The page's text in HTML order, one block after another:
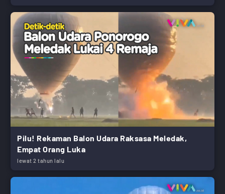
Pilu! Rekaman Balon Udara Raksasa Meledak,
Empat Orang Luka
lewat 2 tahun lalu